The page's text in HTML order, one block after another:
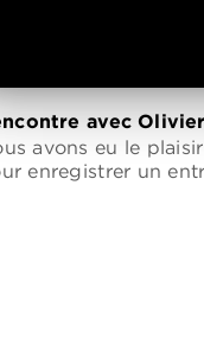
avec
avons eu le
enregistrer un